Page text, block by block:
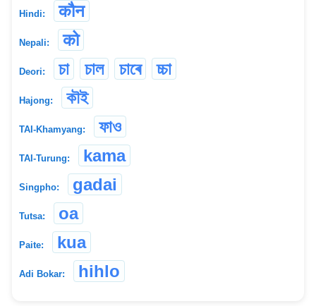
Hindi: कौन
Nepali: को
Deori: চা চাল চাৰে চ্চা
Hajong: কৗই
TAI-Khamyang: ফাও
TAI-Turung: kama
Singpho: gadai
Tutsa: oa
Paite: kua
Adi Bokar: hihlo